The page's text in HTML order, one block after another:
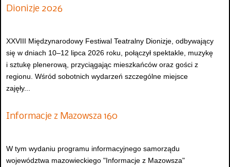
Dionizje 2026
XXVIII Międzynarodowy Festiwal Teatralny Dionizje, odbywający
się w dniach 10–12 lipca 2026 roku, połączył spektakle, muzykę
i sztukę plenerową, przyciągając mieszkańców oraz gości z
regionu. Wśród sobotnich wydarzeń szczególne miejsce
zajęły...
Informacje z Mazowsza 160
W tym wydaniu programu informacyjnego samorządu
województwa mazowieckiego "Informacje z Mazowsza"